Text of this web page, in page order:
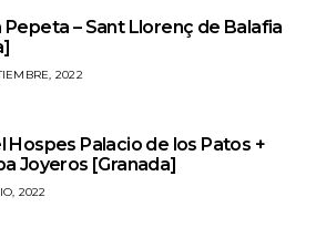
Pepeta – Sant Llorenç de Balafia
2022
Hospes Palacio de los Patos +
Joyeros [Granada]
2022